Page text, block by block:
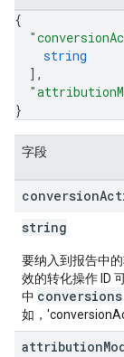
{
string
] ,
}
字段
conversion
string
要纳入到报告中
效的转化操作 ID
中 conversions
如，
attribution